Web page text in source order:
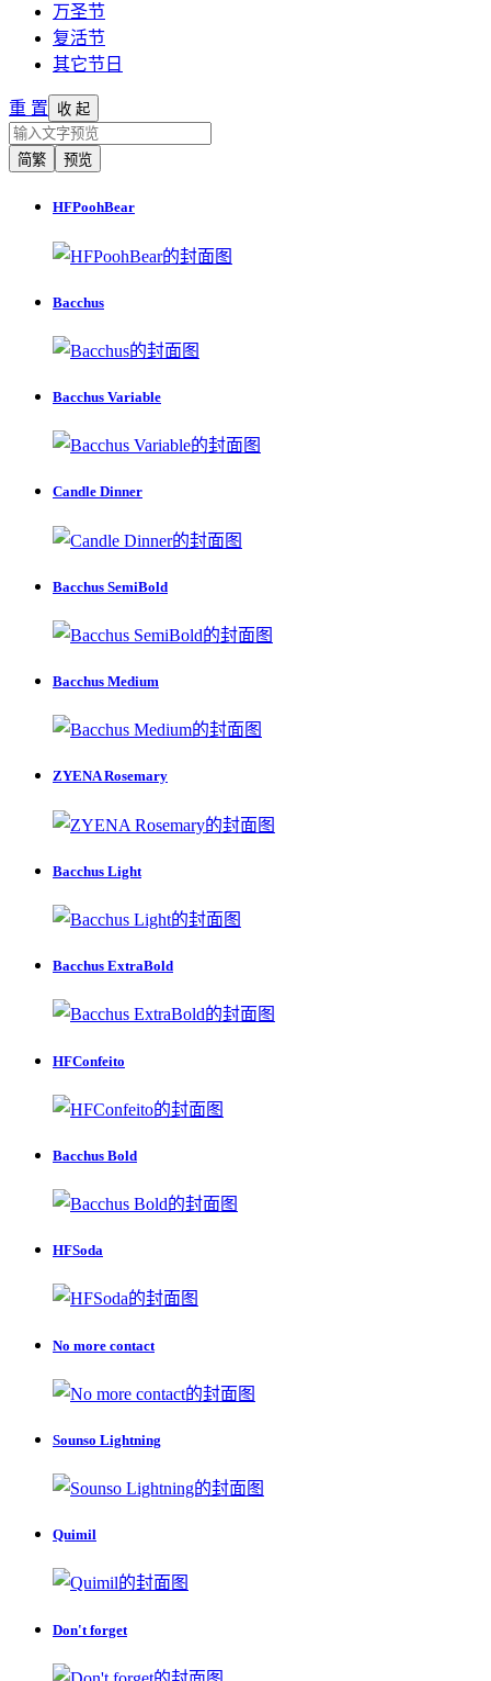
万圣节
复活节
其它节日
重 置 收 起
简繁 预览
HFPoohBear
Bacchus
Bacchus Variable
Candle Dinner
Bacchus SemiBold
Bacchus Medium
ZYENA Rosemary
Bacchus Light
Bacchus ExtraBold
HFConfeito
Bacchus Bold
HFSoda
No more contact
Sounso Lightning
Quimil
Don't forget